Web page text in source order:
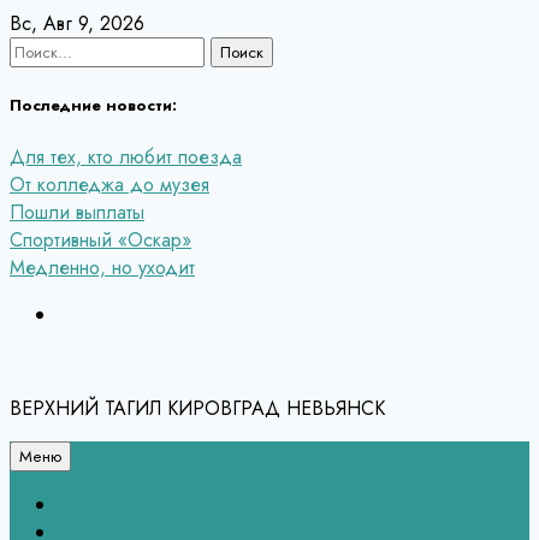
Перейти
к
Вс, Авг 9, 2026
Найти:
Последние новости:
Для тех, кто любит поезда
От колледжа до музея
Пошли выплаты
Спортивный «Оскар»
Медленно, но уходит
ВЕРХНИЙ ТАГИЛ КИРОВГРАД НЕВЬЯНСК
Меню